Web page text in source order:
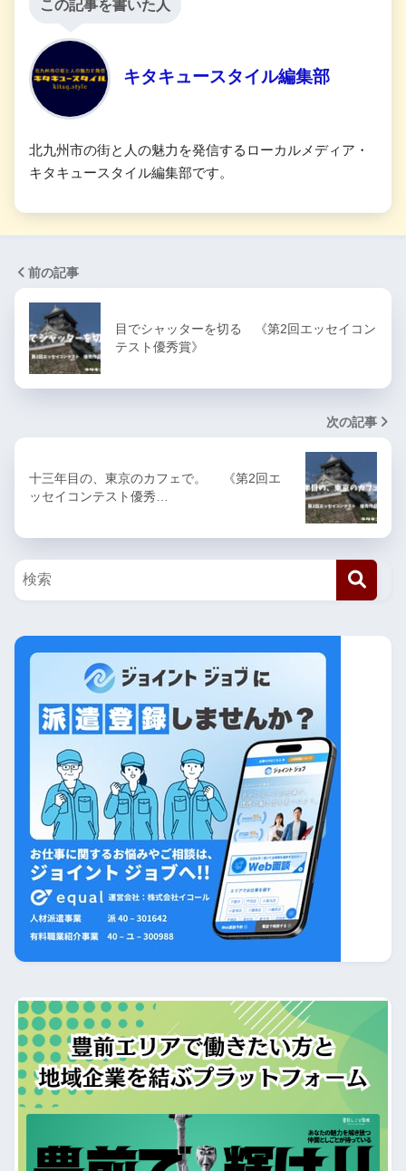
この記事を書いた人
キタキュースタイル編集部
北九州市の街と人の魅力を発信するローカルメディア・
キタキュースタイル編集部です。
前の記事
目でシャッターを切る 《第2回エッセイコン
テスト優秀賞》
次の記事
十三年目の、東京のカフェで。 《第2回エ
ッセイコンテスト優秀…